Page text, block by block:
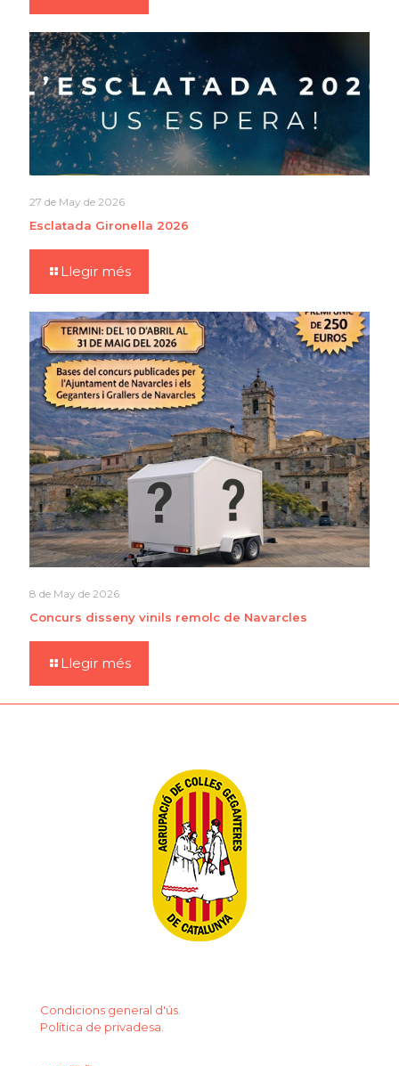
27 de May de 2026
Esclatada Gironella 2026
Llegir més
8 de May de 2026
Concurs disseny vinils remolc de Navarcles
Llegir més
Condicions general d'ús.
Política de privadesa.